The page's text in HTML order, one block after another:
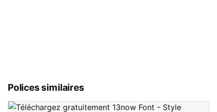
Polices similaires